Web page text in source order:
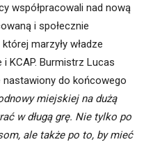
współpracowali nad nową
i społecznie
marzyły władze
KCAP. Burmistrz Lucas
do końcowego
miejskiej na dużą
w długą grę. Nie tylko po
ale także po to, by mieć